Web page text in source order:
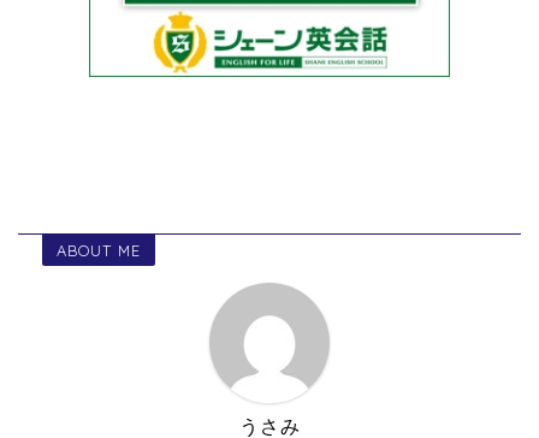
ABOUT ME
うさみ